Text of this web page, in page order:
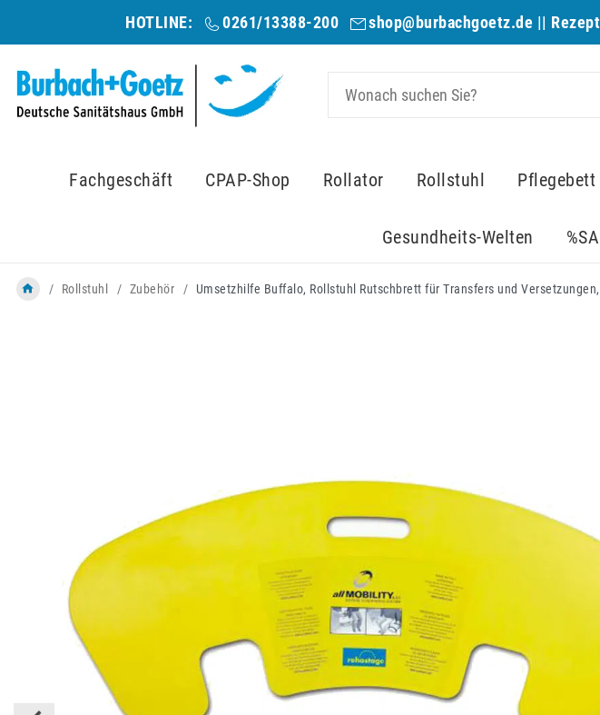
HOTLINE: 0261/13388-200 shop@burbachgoetz.de ||
Fachgeschäft CPAP-Shop Rollator Rollstuhl Pflegebett
Gesundheits-Welten
Rollstuhl Zubehör